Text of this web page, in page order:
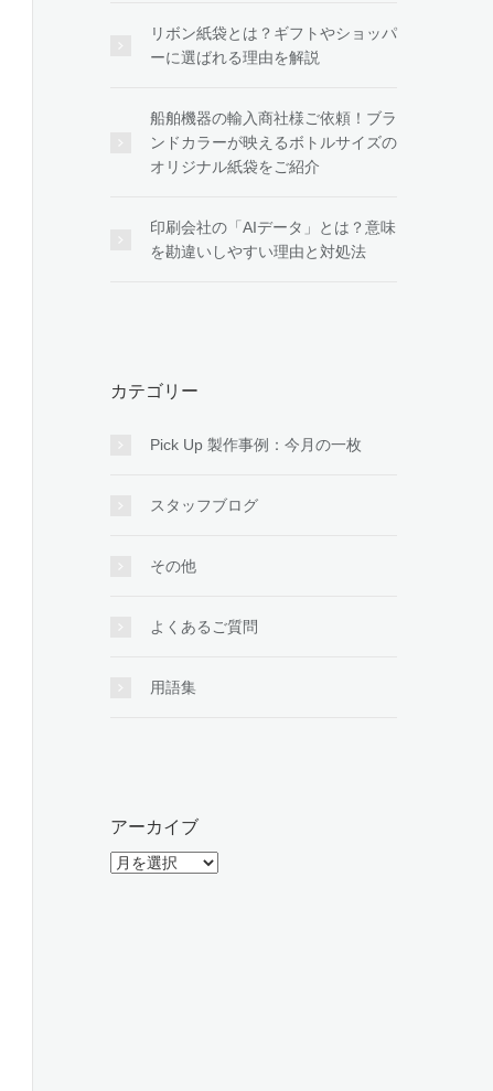
リボン紙袋とは？ギフトやショッパ
ーに選ばれる理由を解説
船舶機器の輸入商社様ご依頼！ブラ
ンドカラーが映えるボトルサイズの
オリジナル紙袋をご紹介
印刷会社の「AIデータ」とは？意味
を勘違いしやすい理由と対処法
カテゴリー
Pick Up 製作事例：今月の一枚
スタッフブログ
その他
よくあるご質問
用語集
アーカイブ
ア